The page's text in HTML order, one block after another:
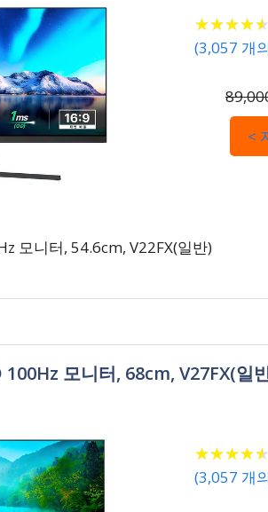
★★★★★
★★★★★
(3,057 개
<
모니터, 54.6cm, V22FX(일반)
100Hz 모니터, 68cm, V27FX(일
★★★★★
★★★★★
(3,057 개